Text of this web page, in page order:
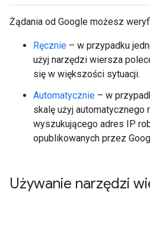
Żądania od Google możesz
Ręcznie – w przypadku
użyj narzędzi wiersza
się w większości sytuacji.
Automatycznie – w
skalę użyj automatycznego
wyszukującego adres IP
opublikowanych przez
Używanie narzędzi